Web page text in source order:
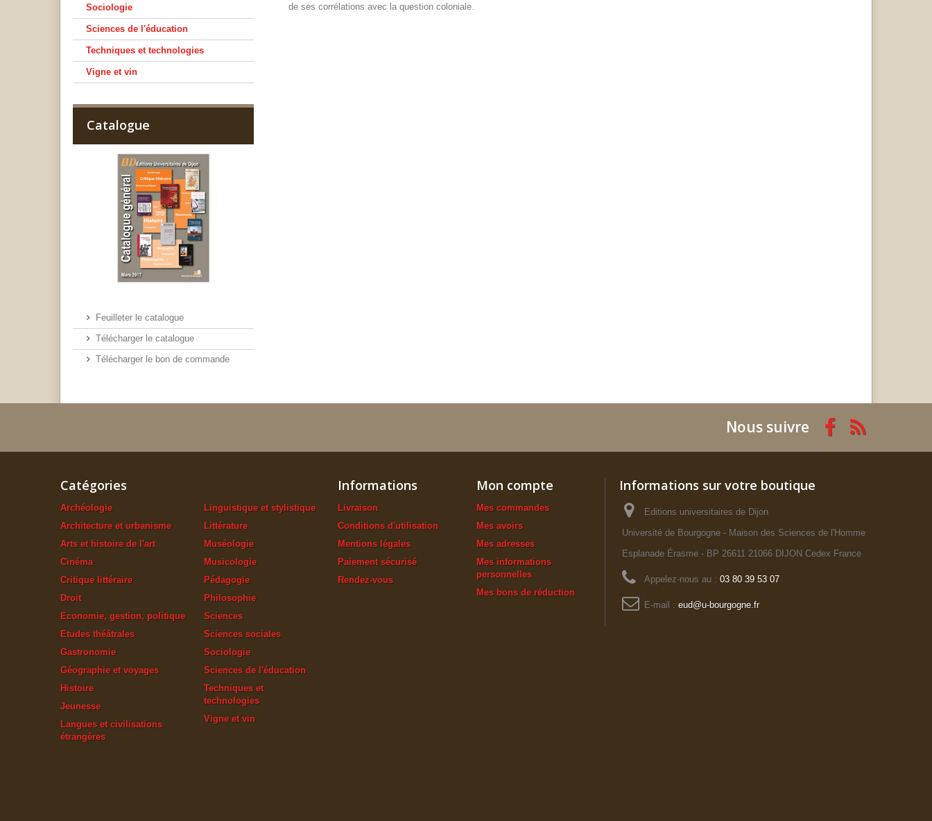
Sociologie
Sciences de l'éducation
Techniques et technologies
Vigne et vin
Catalogue
Feuilleter le catalogue
Télécharger le catalogue
Télécharger le bon de commande
de ses corrélations avec la question coloniale.
Nous suivre
Catégories
Archéologie
Architecture et urbanisme
Arts et histoire de l'art
Cinéma
Critique littéraire
Droit
Economie, gestion, politique
Etudes théâtrales
Gastronomie
Géographie et voyages
Histoire
Jeunesse
Langues et civilisations
étrangères
Linguistique et stylistique
Littérature
Muséologie
Musicologie
Pédagogie
Philosophie
Sciences
Sciences sociales
Sociologie
Sciences de l'éducation
Techniques et
technologies
Vigne et vin
Informations
Livraison
Conditions d'utilisation
Mentions légales
Paiement sécurisé
Rendez-vous
Mon compte
Mes commandes
Mes avoirs
Mes adresses
Mes informations
personnelles
Mes bons de réduction
Informations sur votre boutique
Editions universitaires de Dijon
Université de Bourgogne - Maison des Sciences de l'Homme
Esplanade Érasme - BP 26611 21066 DIJON Cedex France
Appelez-nous au : 03 80 39 53 07
E-mail : eud@u-bourgogne.fr